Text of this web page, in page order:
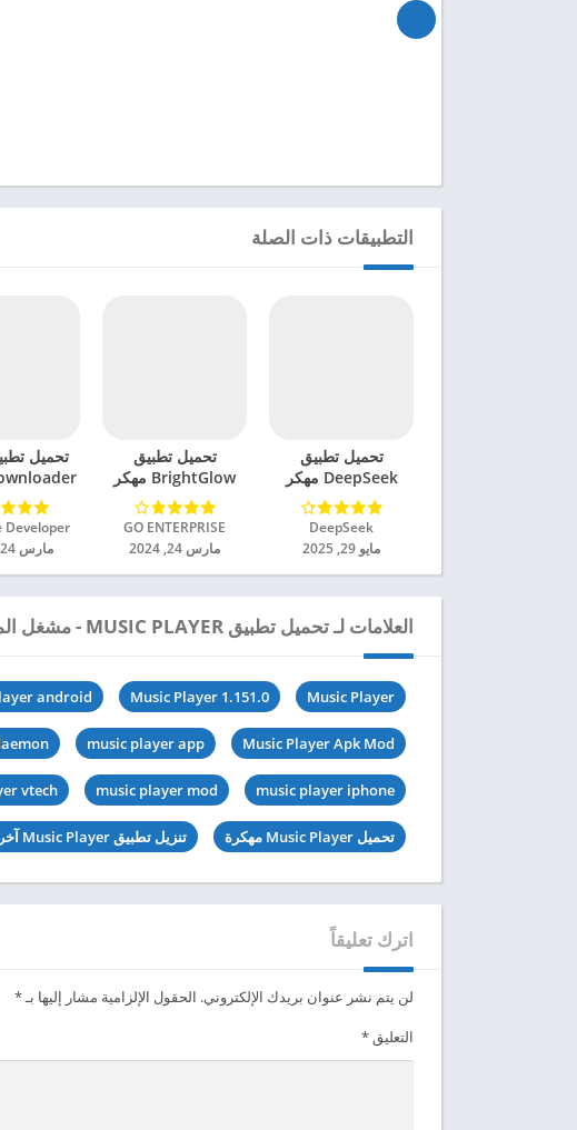
التطبيقات ذات الصلة
تحميل تطبيق
DeepSeek مهكر
للاندرويد 2025
DeepSeek‏
مايو 29, 2025
تحميل تطبيق
BrightGlow مهكر
للاندرويد 2024
GO ENTERPRISE‏
مارس 24, 2024
مهكر للاندرويد
Developer‏
مارس 24, 2024
العلامات لـ تحميل تطبيق MUSIC PLAYER - مشغل الموسيقى مهكر للاندرويد 2024
Music Player
Music Player 1.151.0
android
Music Player Apk Mod
music player app
music player iphone
music player mod
vtech
تحميل Music Player مهكرة تنزيل تطبيق Music Player آخر اصدار
اترك تعليقاً
لن يتم نشر عنوان بريدك الإلكتروني. الحقول الإلزامية مشار إليها بـ*
التعليق*